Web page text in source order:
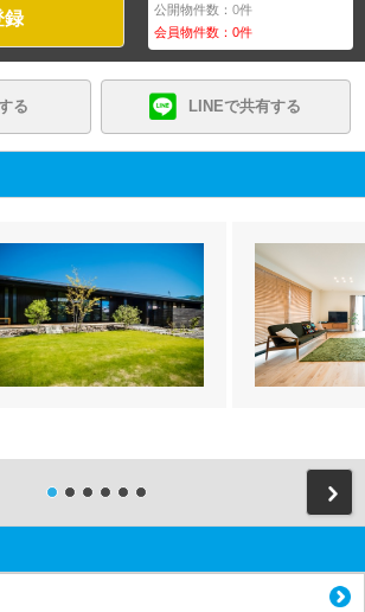
録 公開物件数：0件
会員物件数：0件
る LINEで共有する